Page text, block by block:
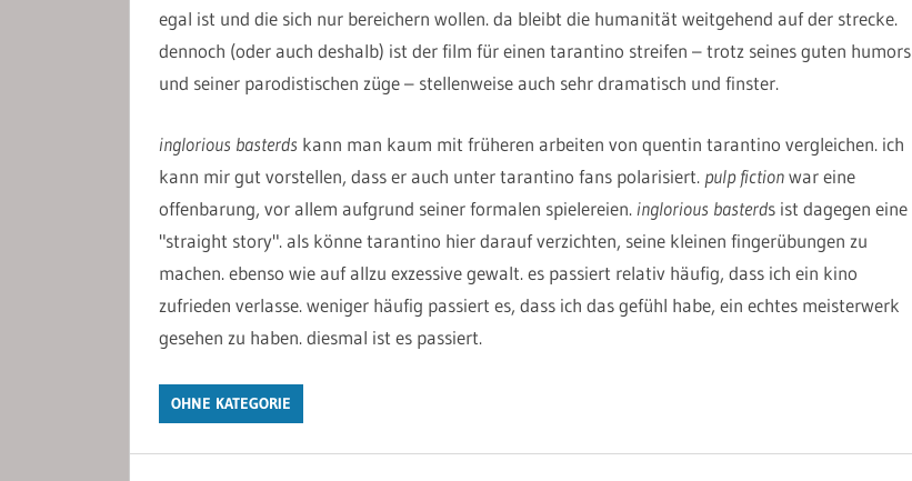
egal ist und die sich nur bereichern wollen. da bleibt die humanität weitgehend auf der strecke.
dennoch (oder auch deshalb) ist der film für einen tarantino streifen – trotz seines guten humors
und seiner parodistischen züge – stellenweise auch sehr dramatisch und finster.
inglorious basterds kann man kaum mit früheren arbeiten von quentin tarantino vergleichen. ich
kann mir gut vorstellen, dass er auch unter tarantino fans polarisiert. pulp fictionwar eine
offenbarung, vor allem aufgrund seiner formalen spielereien. inglorious basterds ist dagegen eine
"straight story". als könne tarantino hier darauf verzichten, seine kleinen fingerübungen zu
machen. ebenso wie auf allzu exzessive gewalt. es passiert relativ häufig, dass ich ein kino
zufrieden verlasse. weniger häufig passiert es, dass ich das gefühl habe, ein echtes meisterwerk
gesehen zu haben. diesmal ist es passiert.
OHNE KATEGORIE